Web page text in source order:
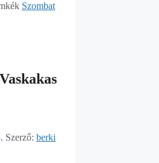
Szombat
Szerző: berki